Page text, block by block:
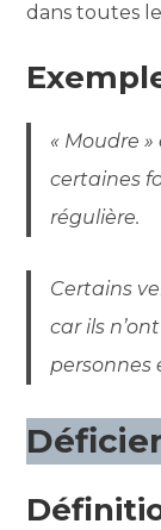
dans toutes
« Moudre
certaines
régulière.
Certains
car ils
personnes